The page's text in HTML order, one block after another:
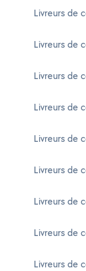
Livreurs de
Livreurs de
Livreurs de
Livreurs de
Livreurs de
Livreurs de
Livreurs de
Livreurs de
Livreurs de